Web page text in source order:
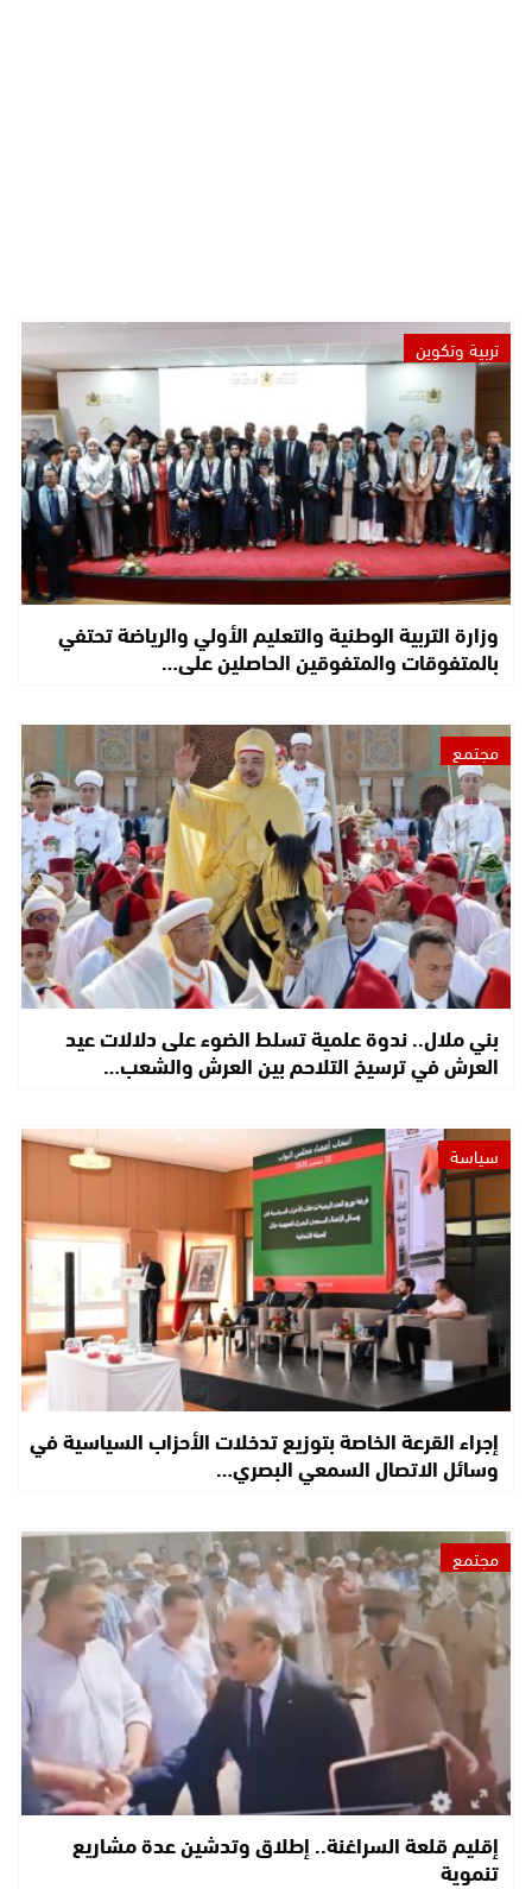
تربية وتكوين
وزارة التربية الوطنية والتعليم الأولي والرياضة تحتفي
بالمتفوقات والمتفوقين الحاصلين على…
مجتمع
بني ملال.. ندوة علمية تسلط الضوء على دلالات عيد
العرش في ترسيخ التلاحم بين العرش والشعب…
سياسة
إجراء القرعة الخاصة بتوزيع تدخلات الأحزاب السياسية في
وسائل الاتصال السمعي البصري…
مجتمع
إقليم قلعة السراغنة.. إطلاق وتدشين عدة مشاريع
تنموية